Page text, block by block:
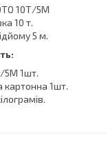
10Т/5М
10 т.
5 м.
5М 1шт.
картонна 1шт.